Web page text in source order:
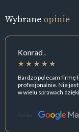
Wybrane opinie
Konrad .
Bardzo polecam firmę
profesjonalnie. Nie
w wielu sprawach
Źródło: